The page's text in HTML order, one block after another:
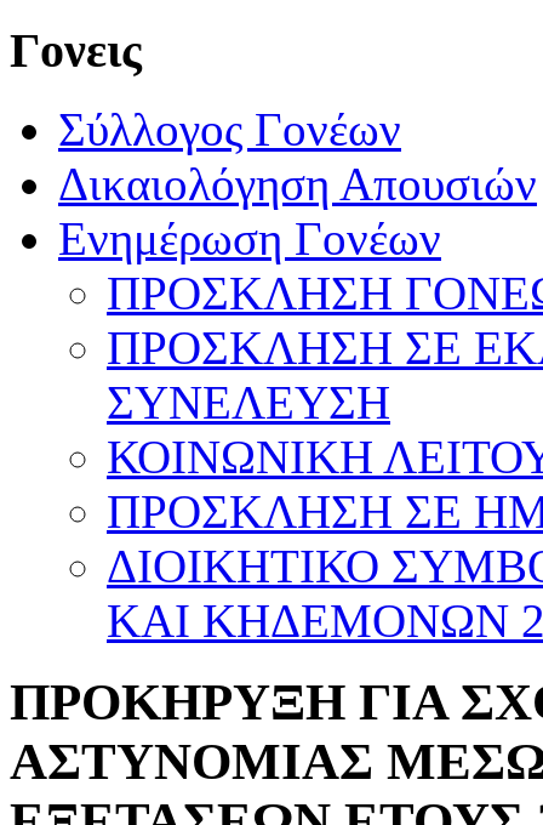
Γονεις
Σύλλογος Γονέων
Δικαιολόγηση Απουσιών
Ενημέρωση Γονέων
ΠΡΟΣΚΛΗΣΗ
ΠΡΟΣΚΛΗΣΗ ΣΕ
ΣΥΝΕΛΕΥΣΗ
ΚΟΙΝΩΝΙΚΗ
ΠΡΟΣΚΛΗΣΗ ΣΕ
ΔΙΟΙΚΗΤΙΚΟ
ΚΑΙ ΚΗΔΕΜΟΝΩΝ
ΠΡΟΚΗΡΥΞΗ ΓΙΑ
ΑΣΤΥΝΟΜΙΑΣ